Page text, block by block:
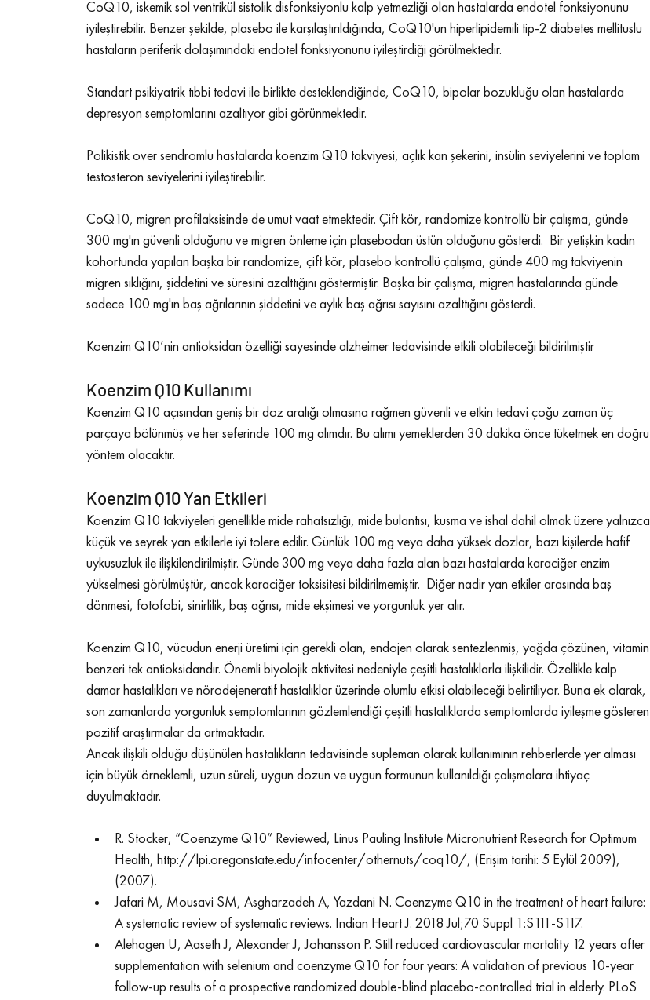
CoQ10, iskemik sol ventrikül sistolik disfonksiyonlu kalp yetmezliği olan hastalarda endotel fonksiyonunu
iyileştirebilir. Benzer şekilde, plasebo ile karşılaştırıldığında, CoQ10'un hiperlipidemili tip-2 diabetes mellituslu
hastaların periferik dolaşımındaki endotel fonksiyonunu iyileştirdiği görülmektedir.
Standart psikiyatrik tıbbi tedavi ile birlikte desteklendiğinde, CoQ10, bipolar bozukluğu olan hastalarda
depresyon semptomlarını azaltıyor gibi görünmektedir.
Polikistik over sendromlu hastalarda koenzim Q10 takviyesi, açlık kan şekerini, insülin seviyelerini ve toplam
testosteron seviyelerini iyileştirebilir.
CoQ10, migren profilaksisinde de umut vaat etmektedir. Çift kör, randomize kontrollü bir çalışma, günde
300 mg'ın güvenli olduğunu ve migren önleme için plasebodan üstün olduğunu gösterdi.  Bir yetişkin kadın
kohortunda yapılan başka bir randomize, çift kör, plasebo kontrollü çalışma, günde 400 mg takviyenin
migren sıklığını, şiddetini ve süresini azalttığını göstermiştir. Başka bir çalışma, migren hastalarında günde
sadece 100 mg'ın baş ağrılarının şiddetini ve aylık baş ağrısı sayısını azalttığını gösterdi.
Koenzim Q10’nin antioksidan özelliği sayesinde alzheimer tedavisinde etkili olabileceği bildirilmiştir
Koenzim Q10 Kullanımı
Koenzim Q10 açısından geniş bir doz aralığı olmasına rağmen güvenli ve etkin tedavi çoğu zaman üç
parçaya bölünmüş ve her seferinde 100 mg alımdır. Bu alımı yemeklerden 30 dakika önce tüketmek en doğru
yöntem olacaktır.
Koenzim Q10 Yan Etkileri
Koenzim Q10 takviyeleri genellikle mide rahatsızlığı, mide bulantısı, kusma ve ishal dahil olmak üzere yalnızca
küçük ve seyrek yan etkilerle iyi tolere edilir. Günlük 100 mg veya daha yüksek dozlar, bazı kişilerde hafif
uykusuzluk ile ilişkilendirilmiştir. Günde 300 mg veya daha fazla alan bazı hastalarda karaciğer enzim
yükselmesi görülmüştür, ancak karaciğer toksisitesi bildirilmemiştir.  Diğer nadir yan etkiler arasında baş
dönmesi, fotofobi, sinirlilik, baş ağrısı, mide ekşimesi ve yorgunluk yer alır.
Koenzim Q10, vücudun enerji üretimi için gerekli olan, endojen olarak sentezlenmiş, yağda çözünen, vitamin
benzeri tek antioksidandır. Önemli biyolojik aktivitesi nedeniyle çeşitli hastalıklarla ilişkilidir. Özellikle kalp
damar hastalıkları ve nörodejeneratif hastalıklar üzerinde olumlu etkisi olabileceği belirtiliyor. Buna ek olarak,
son zamanlarda yorgunluk semptomlarının gözlemlendiği çeşitli hastalıklarda semptomlarda iyileşme gösteren
pozitif araştırmalar da artmaktadır.
Ancak ilişkili olduğu düşünülen hastalıkların tedavisinde supleman olarak kullanımının rehberlerde yer alması
için büyük örneklemli, uzun süreli, uygun dozun ve uygun formunun kullanıldığı çalışmalara ihtiyaç
duyulmaktadır.
R. Stocker, “Coenzyme Q10” Reviewed, Linus Pauling Institute Micronutrient Research for Optimum
Health, http://lpi.oregonstate.edu/infocenter/othernuts/coq10/, (Erişim tarihi: 5 Eylül 2009),
(2007).
Jafari M, Mousavi SM, Asgharzadeh A, Yazdani N. Coenzyme Q10 in the treatment of heart failure:
A systematic review of systematic reviews. Indian Heart J. 2018 Jul;70 Suppl 1:S111-S117.
Alehagen U, Aaseth J, Alexander J, Johansson P. Still reduced cardiovascular mortality 12 years after
supplementation with selenium and coenzyme Q10 for four years: A validation of previous 10-year
follow-up results of a prospective randomized double-blind placebo-controlled trial in elderly. PLoS